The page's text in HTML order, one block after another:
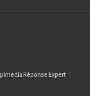
Réponse Expert